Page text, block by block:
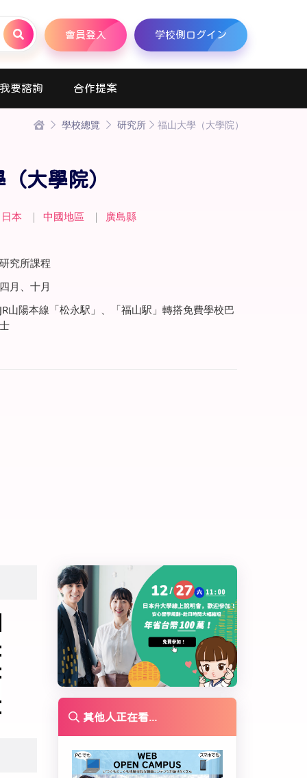
會員登入 学校側ログイン
我要諮詢 合作提案
學校總覽 研究所 福山大學（大學院）
大學院）
日本 ｜ 中國地區 ｜
廣島縣
研究所課程
四月、十月
JR山陽本線「松永駅」、「福山駅」轉搭免費學校巴
士
其他人正在看...